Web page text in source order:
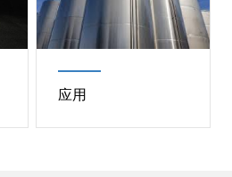
Description
合理的闪烁体探测器封装
和闪烁晶体集成，以打造
阅读更多
应用